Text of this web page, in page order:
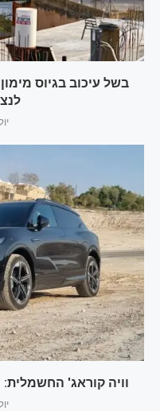
בשל עיכוב בגיוס
יולי
וויה קוראג'
יולי